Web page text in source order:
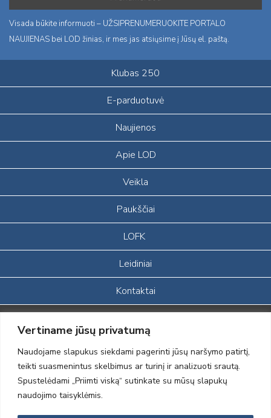
Vertiname jūsų privatumą
Naudojame slapukus siekdami pagerinti jūsų naršymo patirtį,
teikti suasmenintus skelbimus ar turinį ir analizuoti srautą.
Spustelėdami „Priimti viską“ sutinkate su mūsų slapukų
naudojimo taisyklėmis.
Visada būkite informuoti – UŽSIPRENUMERUOKITE PORTALO
NAUJIENAS bei LOD žinias, ir mes jas atsiųsime į Jūsų el. paštą.
Klubas 250
E-parduotuvė
Naujienos
Apie LOD
Veikla
Paukščiai
LOFK
Leidiniai
Kontaktai
Portalas sukurtas įgyvendinant Lietuvos Respublikos, Europos
ekonominės erdvės ir Norvegijos finansinių mechanizmų iš dalies
finansuojamą paprojektį
„LOD visuomeninės /gamtosauginės veiklos sustiprinimas ir įvaizdžio
formavimas įtraukiant visuomenę į aplinkosauginių tyrimų veiklą“
(paprojekčio
įgyvendinimo sutarties numeris 2004-LT0008-NVO-1EEE/NOR-02-